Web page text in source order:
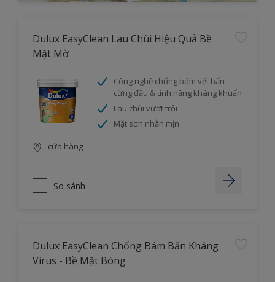
Dulux EasyClean Lau Chùi Hiệu Quả Bề
Mặt Mờ
Công nghệ chống bám vết bẩn
cứng đầu & tính năng kháng khuẩn
Lau chùi vượt trội
Mặt sơn nhẵn mịn
cửa hàng
So sánh
Dulux EasyClean Chống Bám Bẩn Kháng
Virus - Bề Mặt Bóng